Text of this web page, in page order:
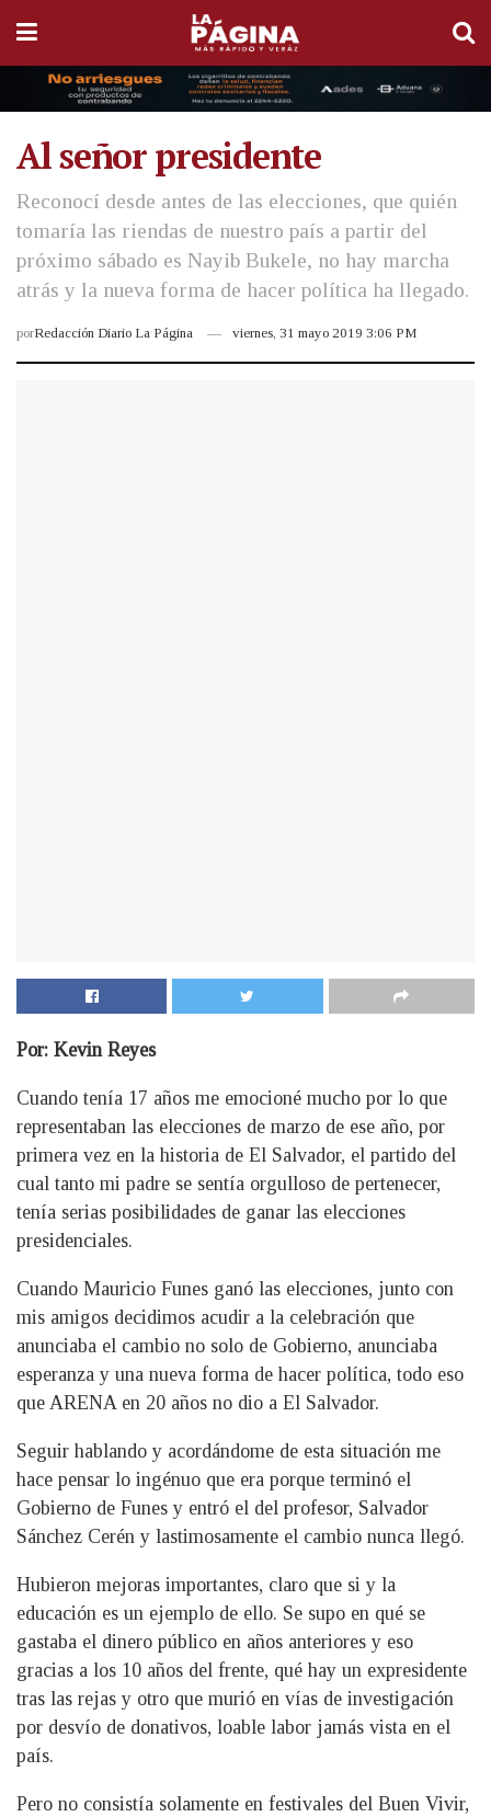
Al señor presidente
Reconocí desde antes de las elecciones, que quién
tomaría las riendas de nuestro país a partir del
próximo sábado es Nayib Bukele, no hay marcha
atrás y la nueva forma de hacer política ha llegado.
porRedacción Diario La Página viernes, 31 mayo 2019 3:06 PM
Por: Kevin Reyes
Cuando tenía 17 años me emocioné mucho por lo que
representaban las elecciones de marzo de ese año, por
primera vez en la historia de El Salvador, el partido del
cual tanto mi padre se sentía orgulloso de pertenecer,
tenía serias posibilidades de ganar las elecciones
presidenciales.
Cuando Mauricio Funes ganó las elecciones, junto con
mis amigos decidimos acudir a la celebración que
anunciaba el cambio no solo de Gobierno, anunciaba
esperanza y una nueva forma de hacer política, todo eso
que ARENA en 20 años no dio a El Salvador.
Seguir hablando y acordándome de esta situación me
hace pensar lo ingénuo que era porque terminó el
Gobierno de Funes y entró el del profesor, Salvador
Sánchez Cerén y lastimosamente el cambio nunca llegó.
Hubieron mejoras importantes, claro que si y la
educación es un ejemplo de ello. Se supo en qué se
gastaba el dinero público en años anteriores y eso
gracias a los 10 años del frente, qué hay un expresidente
tras las rejas y otro que murió en vías de investigación
por desvío de donativos, loable labor jamás vista en el
país.
Pero no consistía solamente en festivales del Buen Vivir,